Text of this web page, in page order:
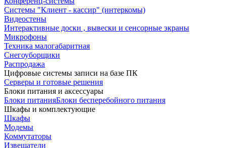
Системы "Клиент - кассир" (интеркомы)
Видеостены
Интерактивные доски , вывески и сенсорные экраны
Микрофоны
Техника малогабаритная
Снегоуборщики
Распродажа
Цифровые системы записи на базе ПК
Серверы и готовые решения
Блоки питания и аксессуары
Блоки питанияБлоки бесперебойного питания
Шкафы и комплектующие
Шкафы
Модемы
Коммутаторы
Извещатели